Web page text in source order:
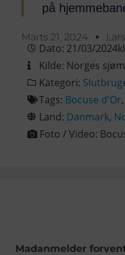
på
Marts 21, 2024
Dato: 21/03/2024
Kilde: Norges
Kategori:
Tags: Bocuse d'Or,
Land: Danmark,
Foto / Video:
Madanmelder